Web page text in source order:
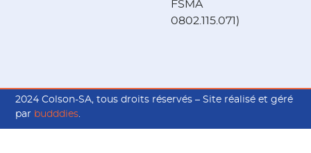
FSMA
0802.115.071)
2024 Colson-SA, tous droits réservés – Site réalisé et géré
par budddies.